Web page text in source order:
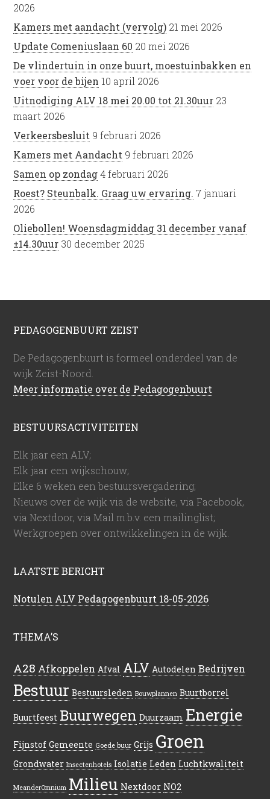
2026
Kamers met aandacht (vervolg) 21 mei 2026
Update Comeniuslaan 60 20 mei 2026
De vlindertuin in onze buurt, moestuinbakken en
voer voor de bijen 10 april 2026
Uitnodiging ALV 18 mei 20.00 tot 21.30uur 23
maart 2026
Verkeersbesluit 9 februari 2026
Kamers met Aandacht 9 februari 2026
Samen op zondag 4 februari 2026
Roest? Steunbalk. Graag uw ervaring. 7 januari
2026
Oliebollen! Woensdagmiddag 31 december vanaf
±14.30uur 30 december 2025
PEDAGOGENBUURT ZEIST
De Pedagogenbuurt is formeel onderdeel van de
wijk Zeist-Noord.
Meer informatie over de Pedagogenbuurt
BESTUURSACTIVITEITEN
Elk jaar een ALV;
Elk jaar een wijkschouw;
Elke 6 weken een bestuursvergadering;
Nieuws over de wijk via de website, via Facebook,
via Nextdoor, via Mail m.b.v. een mailinglist;
Werkgroepen over ontwikkelingen in de wijk.
LAATSTE BERICHT
Notulen ALV Pedagogenbuurt 18-05-2026
THEMA’S
A28 Afkoppelen Afval ALV Autodelen Bedrijven
Bestuur Bestuursleden Bouwplannen Buurtborrel
Buurtfeest Buurwegen Duurzaam Energie
Fijnstof Gemeente Goede buur Grijs Groen
Grondwater Insectenhotels Isolatie Leden Luchtkwaliteit
MeanderOmnium Milieu Nextdoor NO2